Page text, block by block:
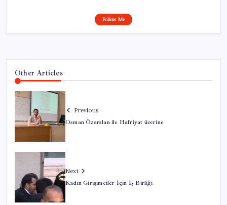
Follow Me
Other Articles
Previous
Osman Özarslan ile Hafriyat üzerine
Next
Kadın Girişimciler İçin İş Birliği